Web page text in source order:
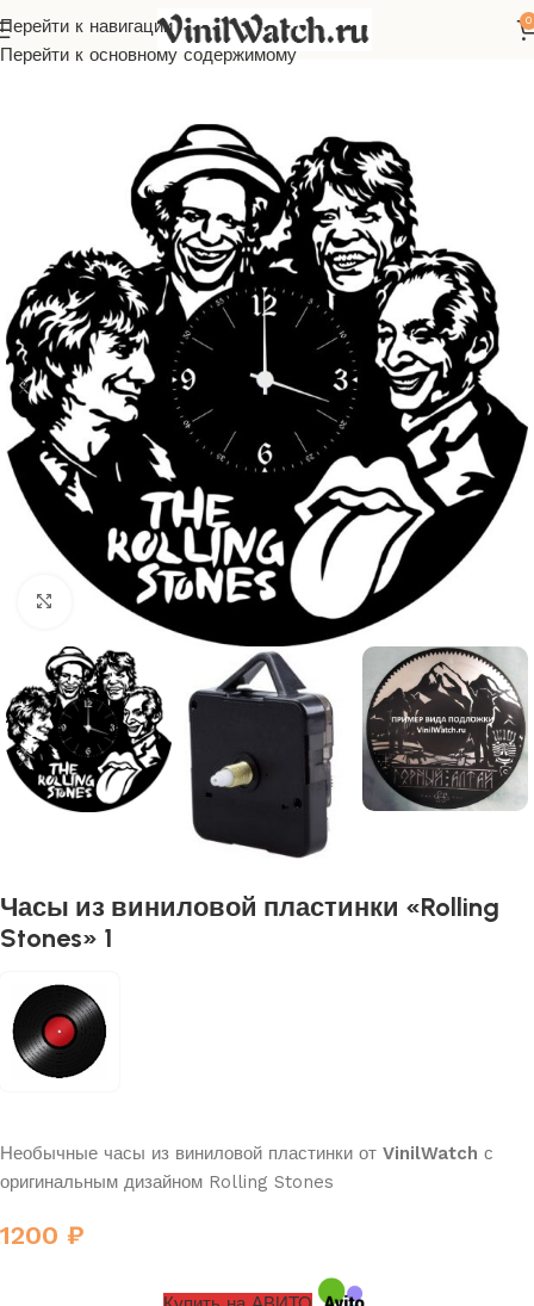
Перейти к навигации
Перейти к основному содержимому
0
из виниловой пластинки Зарубежная музыка
Нажмите, чтобы увеличить
Часы из виниловой пластинки «Rolling
Stones» 1
Необычные часы из виниловой пластинки от VinilWatch с
оригинальным дизайном Rolling Stones
1200 ₽